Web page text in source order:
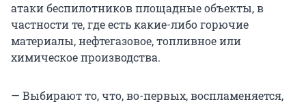
атаки беспилотников площадные объекты, в
частности те, где есть какие-либо горючие
материалы, нефтегазовое, топливное или
химическое производства.
— Выбирают то, что, во-первых, воспламеняется,